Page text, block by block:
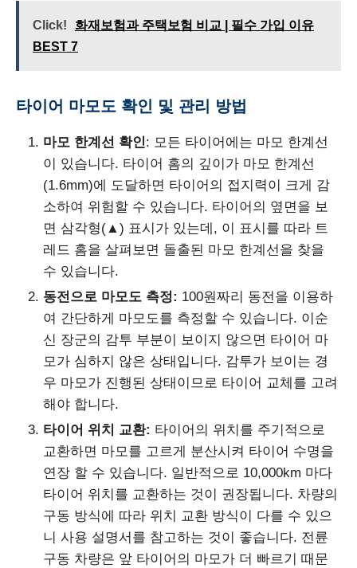
Click!
화재보험과 주택보험 비교 | 필수 가입 이유
BEST 7
타이어 마모도 확인 및 관리 방법
마모 한계선 확인: 모든 타이어에는 마모 한계선
이 있습니다. 타이어 홈의 깊이가 마모 한계선
(1.6mm)에 도달하면 타이어의 접지력이 크게 감
소하여 위험할 수 있습니다. 타이어의 옆면을 보
면 삼각형(▲) 표시가 있는데, 이 표시를 따라 트
레드 홈을 살펴보면 돌출된 마모 한계선을 찾을
수 있습니다.
동전으로 마모도 측정: 100원짜리 동전을 이용하
여 간단하게 마모도를 측정할 수 있습니다. 이순
신 장군의 감투 부분이 보이지 않으면 타이어 마
모가 심하지 않은 상태입니다. 감투가 보이는 경
우 마모가 진행된 상태이므로 타이어 교체를 고려
해야 합니다.
타이어 위치 교환: 타이어의 위치를 주기적으로
교환하면 마모를 고르게 분산시켜 타이어 수명을
연장 할 수 있습니다. 일반적으로 10,000km 마다
타이어 위치를 교환하는 것이 권장됩니다. 차량의
구동 방식에 따라 위치 교환 방식이 다를 수 있으
니 사용 설명서를 참고하는 것이 좋습니다. 전륜
구동 차량은 앞 타이어의 마모가 더 빠르기 때문